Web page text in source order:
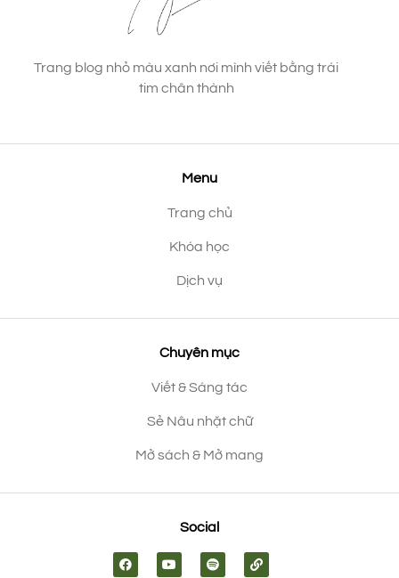
Trang blog nhỏ màu xanh nơi mình viết bằng trái
tim chân thành
Menu
Trang chủ
Khóa học
Dịch vụ
Chuyên mục
Viết & Sáng tác
Sẻ Nâu nhặt chữ
Mở sách & Mở mang
Social